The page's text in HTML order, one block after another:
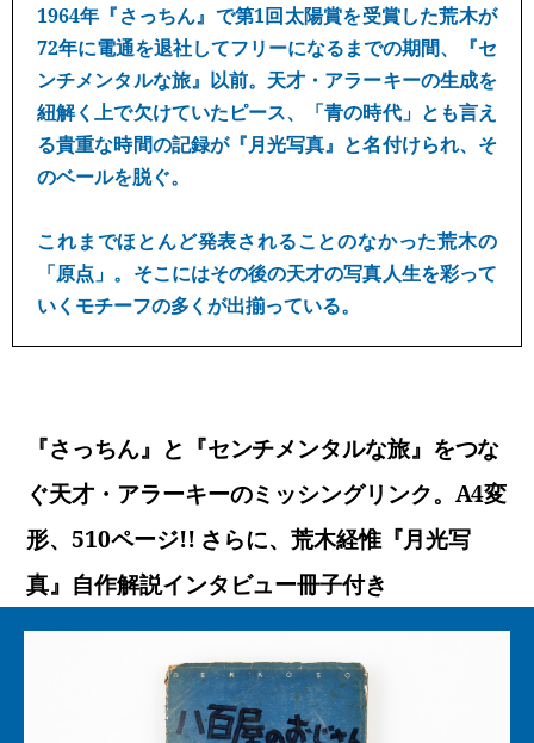
1964年『さっちん』で第1回太陽賞を受賞した荒木が
72年に電通を退社してフリーになるまでの期間、『セ
ンチメンタルな旅』以前。天才・アラーキーの生成を
紐解く上で欠けていたピース、「青の時代」とも言え
る貴重な時間の記録が『月光写真』と名付けられ、そ
のベールを脱ぐ。
これまでほとんど発表されることのなかった荒木の
「原点」。そこにはその後の天才の写真人生を彩って
いくモチーフの多くが出揃っている。
『さっちん』と『センチメンタルな旅』をつな
ぐ天才・アラーキーのミッシングリンク。A4変
形、510ページ!! さらに、荒木経惟『月光写
真』自作解説インタビュー冊子付き